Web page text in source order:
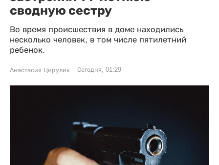
сводную сестру
Во время происшествия в доме находились
несколько человек, в том числе пятилетний
ребенок.
Анастасия Цирулик Сегодня, 01:29